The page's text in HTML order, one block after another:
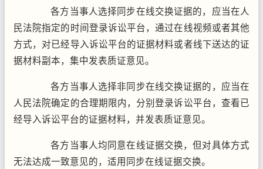
各方当事人选择同步在线交换证据的，应当在人
民法院指定的时间登录诉讼平台，通过在线视频或者其他
方式，对已经导入诉讼平台的证据材料或者线下送达的证
据材料副本，集中发表质证意见。
各方当事人选择非同步在线交换证据的，应当在
人民法院确定的合理期限内，分别登录诉讼平台，查看已
经导入诉讼平台的证据材料，并发表质证意见。
各方当事人均同意在线证据交换，但对具体方式
无法达成一致意见的，适用同步在线证据交换。